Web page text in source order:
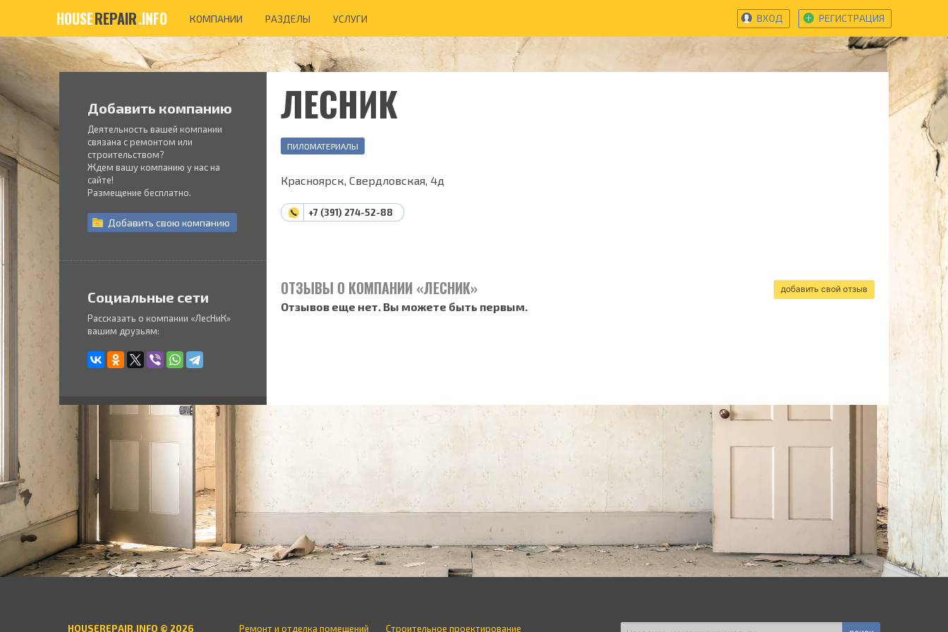
HOUSEREPAIR.INFO КОМПАНИИ РАЗДЕЛЫ УСЛУГИ ВХОД РЕГИСТРАЦИЯ
Добавить компанию
Деятельность вашей компании
связана с ремонтом или
строительством?
Ждем вашу компанию у нас на
сайте!
Размещение бесплатно.
Добавить свою компанию
Социальные сети
Рассказать о компании «ЛесНиК»
вашим друзьям:
ЛЕСНИК
ПИЛОМАТЕРИАЛЫ
Красноярск, Свердловская, 4д
+7 (391) 274-52-88
ОТЗЫВЫ О КОМПАНИИ «ЛЕСНИК» добавить свой отзыв
Отзывов еще нет. Вы можете быть первым.
HOUSEREPAIR.INFO © 2026 Ремонт и отделка помещений Строительное проектирование